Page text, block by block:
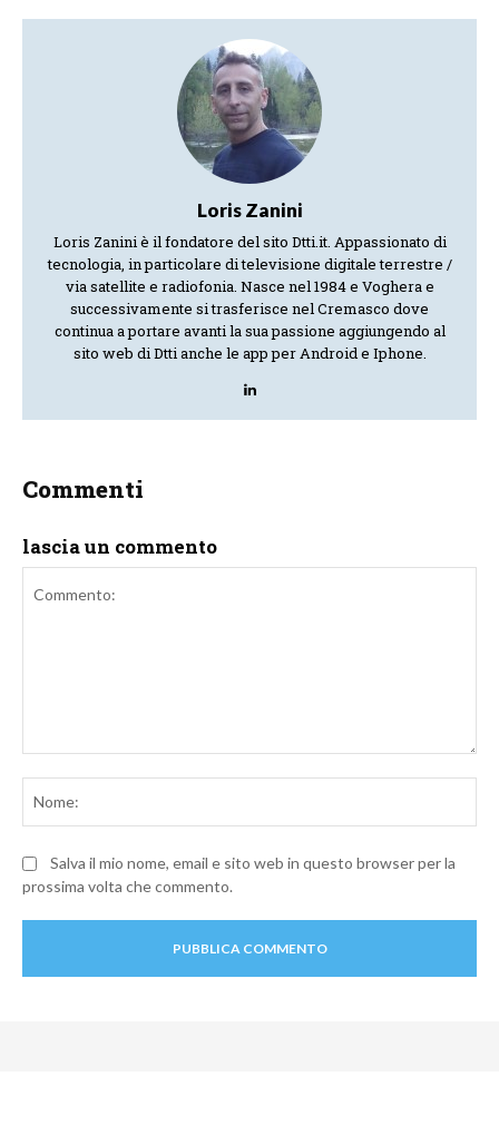
Loris Zanini
Loris Zanini è il fondatore del sito Dtti.it. Appassionato di
tecnologia, in particolare di televisione digitale terrestre /
via satellite e radiofonia. Nasce nel 1984 e Voghera e
successivamente si trasferisce nel Cremasco dove
continua a portare avanti la sua passione aggiungendo al
sito web di Dtti anche le app per Android e Iphone.
Commenti
lascia un commento
Salva il mio nome, email e sito web in questo browser per la
prossima volta che commento.